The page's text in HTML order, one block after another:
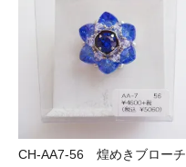
CH-AA7-56 煌めきブローチ